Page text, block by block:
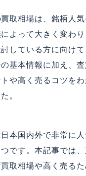
取相場は、銘柄人
よって大きく変わ
している方に向け
基本情報に加え、
や高く売るコツをわ
。
本国内外で非常に
です。本記事では、
取相場や高く売るた